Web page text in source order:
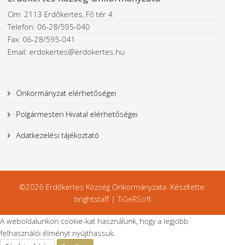
Cím: 2113 Erdőkertes, Fő tér 4.
Telefon: 06-28/595-040
Fax: 06-28/595-041
Email: erdokertes@erdokertes.hu
Önkormányzat elérhetőségei
Polgármesteri Hivatal elérhetőségei
Adatkezelési tájékoztató
©2026 Erdőkertes Község Önkormányzata. Készítette:
brightstaff |TiGeRSoft
A weboldalunkon cookie-kat használunk, hogy a legjobb
felhasználói élményt nyújthassuk.